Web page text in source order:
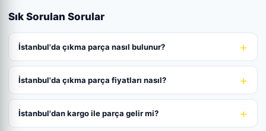
Sık Sorulan Sorular
İstanbul'da çıkma parça nasıl bulunur?
İstanbul'da çıkma parça fiyatları nasıl?
İstanbul'dan kargo ile parça gelir mi?